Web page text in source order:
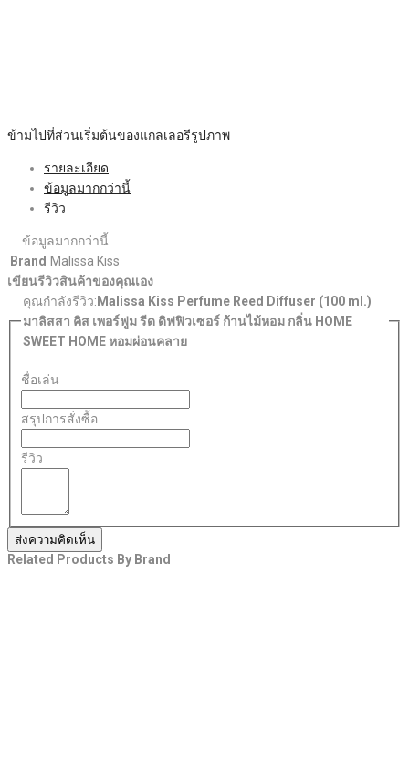
ข้ามไปที่ส่วนเริ่มต้นของแกลเลอรีรูปภาพ
รายละเอียด
ข้อมูลมากกว่านี้
รีวิว
ข้อมูลมากกว่านี้
Brand Malissa Kiss
เขียนรีวิวสินค้าของคุณเอง
คุณกำลังรีวิว:Malissa Kiss Perfume Reed Diffuser (100 ml.)
มาลิสสา คิส เพอร์ฟูม รีด ดิฟฟิวเซอร์ ก้านไม้หอม กลิ่น HOME
SWEET HOME หอมผ่อนคลาย
ชื่อเล่น
สรุปการสั่งซื้อ
รีวิว
ส่งความคิดเห็น
Related Products By Brand